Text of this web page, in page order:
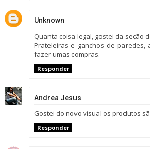
Unknown
Quanta coisa legal, gostei da seção
Prateleiras e ganchos de paredes,
fazer umas compras.
Responder
Andrea Jesus
Gostei do novo visual os produtos
Responder